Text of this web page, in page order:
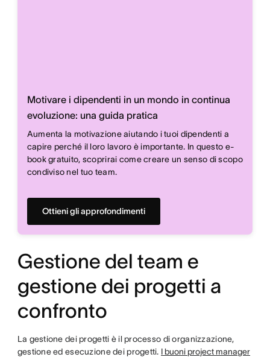
Motivare i dipendenti in un mondo in continua
evoluzione: una guida pratica
Aumenta la motivazione aiutando i tuoi dipendenti a
capire perché il loro lavoro è importante. In questo e-
book gratuito, scoprirai come creare un senso di scopo
condiviso nel tuo team.
Ottieni gli approfondimenti
Gestione del team e
gestione dei progetti a
confronto
La gestione dei progetti è il processo di organizzazione,
gestione ed esecuzione dei progetti. I buoni project manager